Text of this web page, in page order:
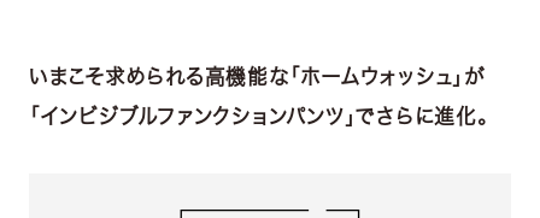
いまこそ求められる高機能な「ホームウォッシュ」が
「インビジブルファンクションパンツ」でさらに進化。